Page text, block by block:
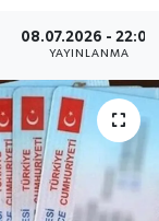
08.07.2026 - 22:00
YAYINLANMA